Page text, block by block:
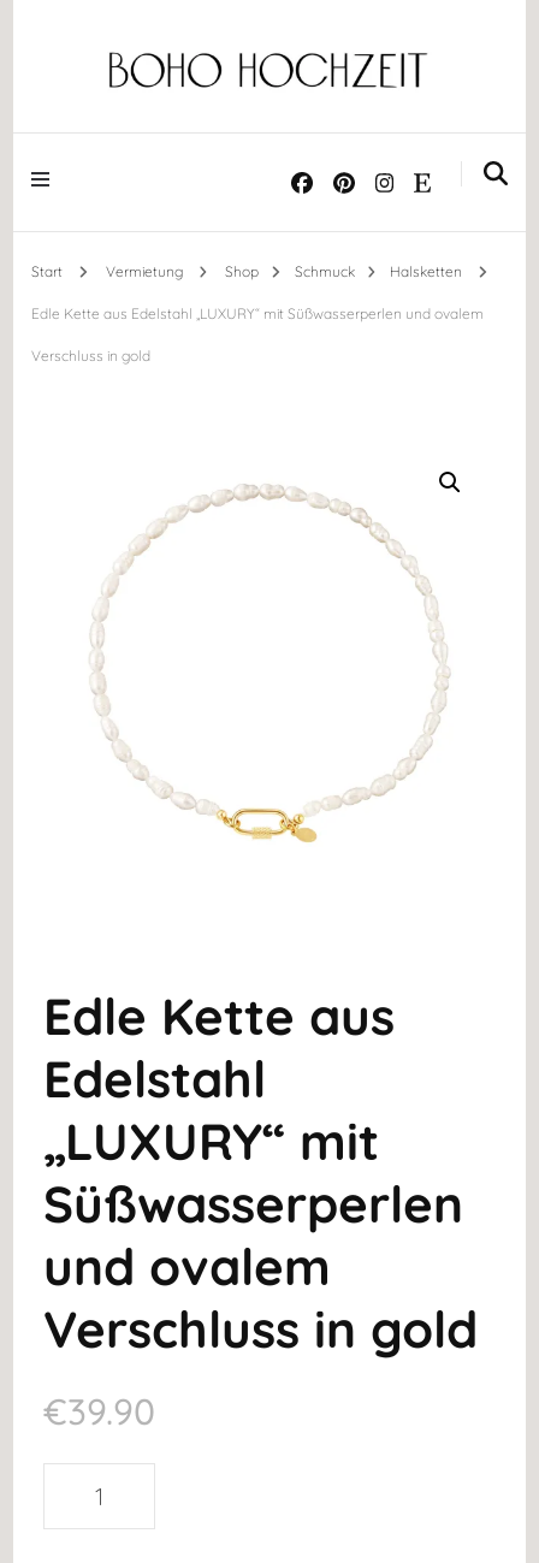
BOHO HOCHZEIT
Start Vermietung Shop Schmuck Halsketten
Edle Kette aus Edelstahl „LUXURY“ mit Süßwasserperlen und ovalem
Verschluss in gold
Edle Kette aus
Edelstahl
„LUXURY“ mit
Süßwasserperlen
und ovalem
Verschluss in gold
€39.90
Kette